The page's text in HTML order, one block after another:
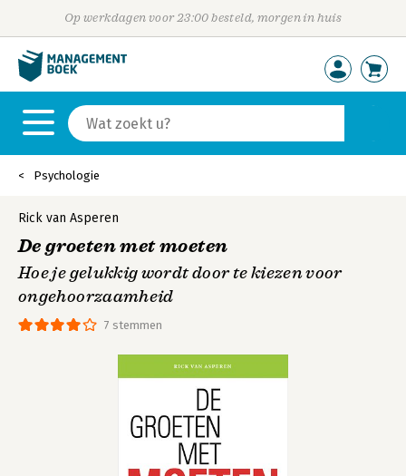
Op werkdagen voor 23:00 besteld, morgen in huis
Psychologie
7 stemmen
Rick van Asperen
De groeten met moeten
Hoe je gelukkig wordt door te kiezen voor
ongehoorzaamheid